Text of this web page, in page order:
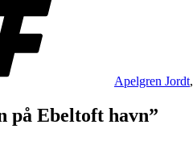
Apelgren Jordt,
på Ebeltoft havn”